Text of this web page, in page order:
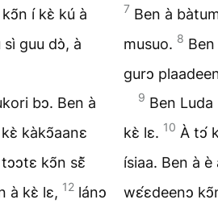
í kɛ̀ kú à
guu dↄ̀, à
bↄ. Ben à
kàkↄ̃aanɛ
kↄ̃n sɛ̃̀
à kɛ̀ lɛ, 12 lánↄ
7 Ben à
musuo. 8
gurↄ
9 Ben
kɛ̀ lɛ. 10 À tↄ́
ísiaa. Ben à è
wɛ́ɛdeenↄ